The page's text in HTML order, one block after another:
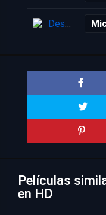
Descarga
Películas
en HD